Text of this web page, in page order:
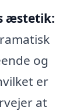
æstetik:
og
er
at